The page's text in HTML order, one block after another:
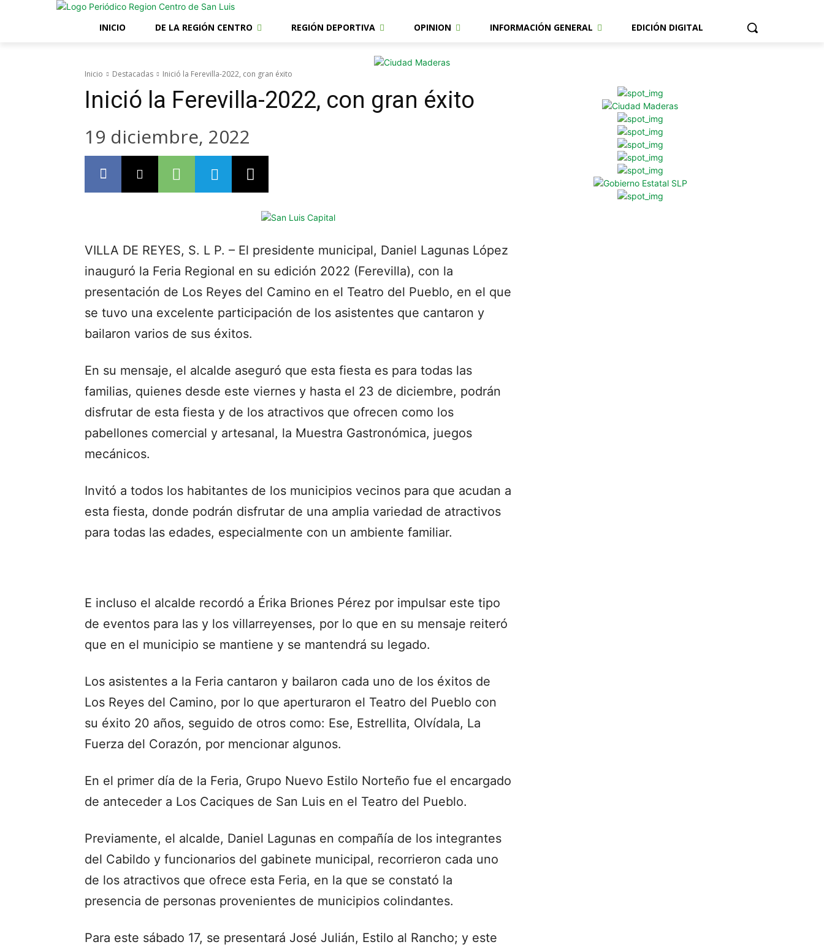
INICIO DE LA REGIÓN CENTRO REGIÓN DEPORTIVA OPINION INFORMACIÓN GENERAL EDICIÓN DIGITAL
Inicio Destacadas Inició la Ferevilla-2022, con gran éxito
Inició la Ferevilla-2022, con gran éxito
19 diciembre, 2022
VILLA DE REYES, S. L P. – El presidente municipal, Daniel Lagunas López
inauguró la Feria Regional en su edición 2022 (Ferevilla), con la
presentación de Los Reyes del Camino en el Teatro del Pueblo, en el que
se tuvo una excelente participación de los asistentes que cantaron y
bailaron varios de sus éxitos.
En su mensaje, el alcalde aseguró que esta fiesta es para todas las
familias, quienes desde este viernes y hasta el 23 de diciembre, podrán
disfrutar de esta fiesta y de los atractivos que ofrecen como los
pabellones comercial y artesanal, la Muestra Gastronómica, juegos
mecánicos.
Invitó a todos los habitantes de los municipios vecinos para que acudan a
esta fiesta, donde podrán disfrutar de una amplia variedad de atractivos
para todas las edades, especialmente con un ambiente familiar.
E incluso el alcalde recordó a Érika Briones Pérez por impulsar este tipo
de eventos para las y los villarreyenses, por lo que en su mensaje reiteró
que en el municipio se mantiene y se mantendrá su legado.
Los asistentes a la Feria cantaron y bailaron cada uno de los éxitos de
Los Reyes del Camino, por lo que aperturaron el Teatro del Pueblo con
su éxito 20 años, seguido de otros como: Ese, Estrellita, Olvídala, La
Fuerza del Corazón, por mencionar algunos.
En el primer día de la Feria, Grupo Nuevo Estilo Norteño fue el encargado
de anteceder a Los Caciques de San Luis en el Teatro del Pueblo.
Previamente, el alcalde, Daniel Lagunas en compañía de los integrantes
del Cabildo y funcionarios del gabinete municipal, recorrieron cada uno
de los atractivos que ofrece esta Feria, en la que se constató la
presencia de personas provenientes de municipios colindantes.
Para este sábado 17, se presentará José Julián, Estilo al Rancho; y este